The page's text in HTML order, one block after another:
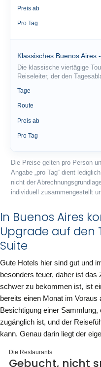
Preis ab
Pro Tag
Klassisches Buenos Aires
Die klassische viertägige
Reiseleiter, der den
Tage
Route
Preis ab
Pro Tag
Die Preise gelten pro Person
Angabe „pro Tag“ dient
nicht der
individuell zusammengestellt
In Buenos Aires
Upgrade auf den
Suite
Gute Hotels hier sind gut und
besonders teuer, daher ist
schwer zu bekommen ist, ist
bereits einen Monat im
Besichtigung einer
zugänglich ist, und der
kann. Genau darin liegt der
Die Restaurants
Gebucht, nicht